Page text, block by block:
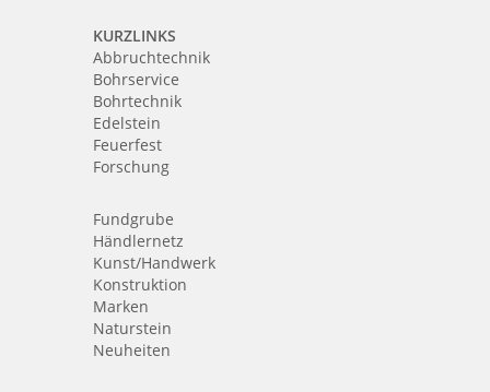
KURZLINKS
Abbruchtechnik
Bohrservice
Bohrtechnik
Edelstein
Feuerfest
Forschung
Fundgrube
Händlernetz
Kunst/Handwerk
Konstruktion
Marken
Naturstein
Neuheiten